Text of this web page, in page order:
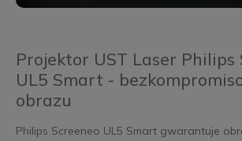
Projektor UST Laser Philips
UL5 Smart -
obrazu
Philips Screeneo UL5 Smart gwarantuje